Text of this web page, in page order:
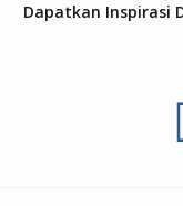
Dapatkan Inspirasi